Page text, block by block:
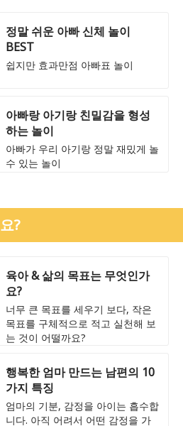
정말 쉬운 아빠 신체 놀이
BEST
쉽지만 효과만점 아빠표 놀이
아빠랑 아기랑 친밀감을 형성
하는 놀이
아빠가 우리 아기랑 정말 재밌게 놀
수 있는 놀이
?
육아 & 삶의 목표는 무엇인가
요?
너무 큰 목표를 세우기 보다, 작은
목표를 구체적으로 적고 실천해 보
는 것이 어떨까요?
행복한 엄마 만드는 남편의 10
가지 특징
엄마의 기분, 감정을 아이는 흡수합
니다. 아직 어려서 어떤 감정을 가